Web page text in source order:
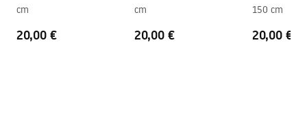
Garantijos sąlygos
cm
20,00 €
cm
20,00 €
150 cm
20,00 €